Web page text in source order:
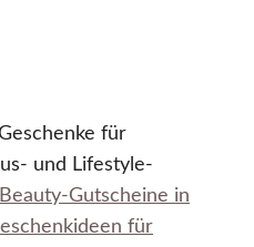
für
und Lifestyle-
Gutscheine in
für